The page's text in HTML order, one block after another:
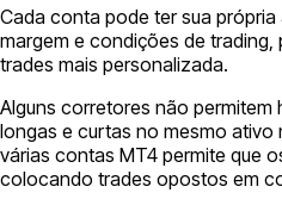
Cada conta pode ter sua
margem e condições de trading,
trades mais personalizada.
Alguns corretores não permitem
longas e curtas no mesmo ativo
várias contas MT4 permite que
colocando trades opostos em